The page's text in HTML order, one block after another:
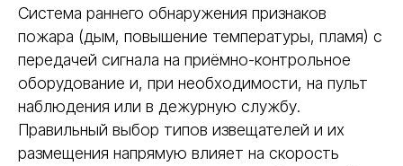
Система раннего обнаружения признаков
пожара (дым, повышение температуры, пламя) с
передачей сигнала на приёмно-контрольное
оборудование и, при необходимости, на пульт
наблюдения или в дежурную службу.
Правильный выбор типов извещателей и их
размещения напрямую влияет на скорость